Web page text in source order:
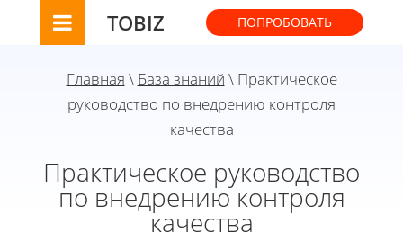
TOBIZ ПОПРОБОВАТЬ
Главная \ База знаний \ Практическое
руководство по внедрению контроля
качества
Практическое руководство
по внедрению контроля
качества